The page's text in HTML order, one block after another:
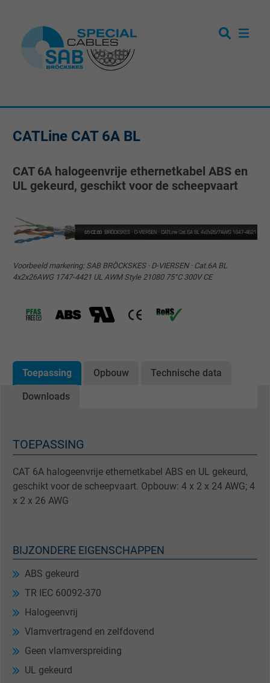
CATLine CAT 6A BL
CAT 6A halogeenvrije ethernetkabel ABS en
UL gekeurd, geschikt voor de scheepvaart
Voorbeeld markering: SAB BRÖCKSKES · D-VIERSEN · Cat.6A BL
4x2x26AWG 1747-4421 UL AWM Style 21080 75°C 300V CE
Toepassing Opbouw Technische data
Downloads
TOEPASSING
CAT 6A halogeenvrije ethernetkabel ABS en UL gekeurd,
geschikt voor de scheepvaart. Opbouw: 4 x 2 x 24 AWG; 4
x 2 x 26 AWG
BIJZONDERE EIGENSCHAPPEN
ABS gekeurd
TR IEC 60092-370
Halogeenvrij
Vlamvertragend en zelfdovend
Geen vlamverspreiding
UL gekeurd